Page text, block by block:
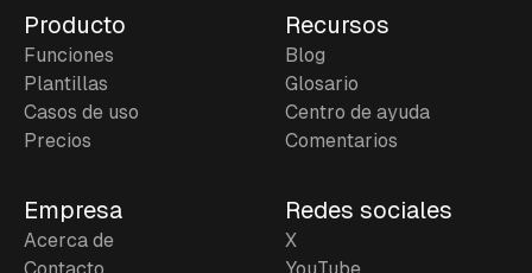
Producto
Funciones
Plantillas
Casos de uso
Precios
Recursos
Blog
Glosario
Centro de ayuda
Comentarios
Empresa
Acerca de
Redes sociales
X